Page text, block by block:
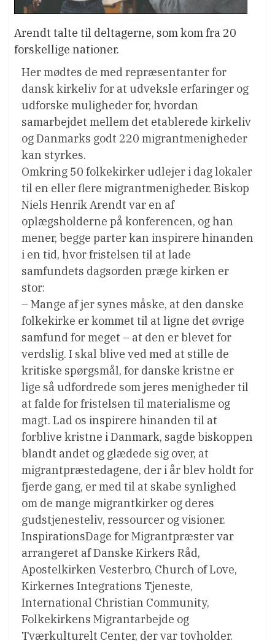
Arendt talte til deltagerne, som kom fra 20
forskellige nationer.
Her mødtes de med repræsentanter for
dansk kirkeliv for at udveksle erfaringer og
udforske muligheder for, hvordan
samarbejdet mellem det etablerede kirkeliv
og Danmarks godt 220 migrantmenigheder
kan styrkes.
Omkring 50 folkekirker udlejer i dag lokaler
til en eller flere migrantmenigheder. Biskop
Niels Henrik Arendt var en af
oplægsholderne på konferencen, og han
mener, begge parter kan inspirere hinanden
i en tid, hvor fristelsen til at lade
samfundets dagsorden præge kirken er
stor:
– Mange af jer synes måske, at den danske
folkekirke er kommet til at ligne det øvrige
samfund for meget – at den er blevet for
verdslig. I skal blive ved med at stille de
kritiske spørgsmål, for danske kristne er
lige så udfordrede som jeres menigheder til
at falde for fristelsen til materialisme og
magt. Lad os inspirere hinanden til at
forblive kristne i Danmark, sagde biskoppen
blandt andet og glædede sig over, at
migrantpræstedagene, der i år blev holdt for
fjerde gang, er med til at skabe synlighed
om de mange migrantkirker og deres
gudstjenesteliv, ressourcer og visioner.
InspirationsDage for Migrantpræster var
arrangeret af Danske Kirkers Råd,
Apostelkirken Vesterbro, Church of Love,
Kirkernes Integrations Tjeneste,
International Christian Community,
Folkekirkens Migrantarbejde og
Tværkulturelt Center, der var tovholder.